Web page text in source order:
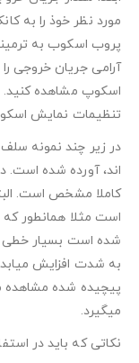
مورد نظر خوذ را به
پروب اسکوب به
آرامی جریان خروجی
اسکوپ مشاهده کنید.
تنظیمات نمایش
در زیر چند نمونه
اند، آورده شده
کاملا مشخص است.
است مثلا همانطور
شده است بسیار خطی
به شدت افزایش
پیچیده شده مشاهده
میگیرد.
نکاتی که باید در